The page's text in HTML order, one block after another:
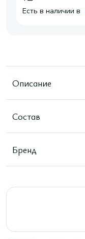
Есть в наличии в
Описание
Состав
Бренд